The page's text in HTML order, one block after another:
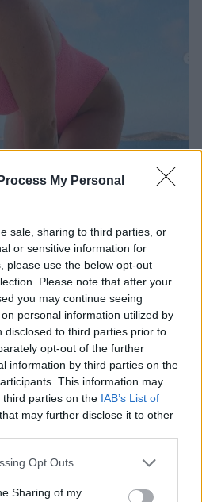
My Personal
sale, sharing to third parties, or
or sensitive information for
please use the below opt-out
Please note that after your
you may continue seeing
personal information utilized by
disclosed to third parties prior to
opt-out of the further
information by third parties on the
This information may
parties on the IAB’s List of
that may further disclose it to other
app uses one or more Google
behaviour. You may click to
Opt Outs
Sharing of my
οι κόρες του
που έχει αποσυρθεί
τον δικό του αγώνα με
άνοια, δημοσιεύουν
του.
ευχήθηκαν μέσα από
στα social media.